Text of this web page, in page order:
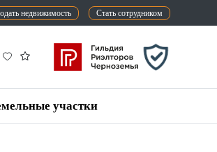
недвижимость Стать сотрудником
участки